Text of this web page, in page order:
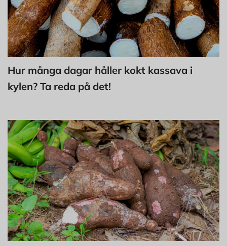
Hur många dagar håller kokt kassava i
kylen? Ta reda på det!